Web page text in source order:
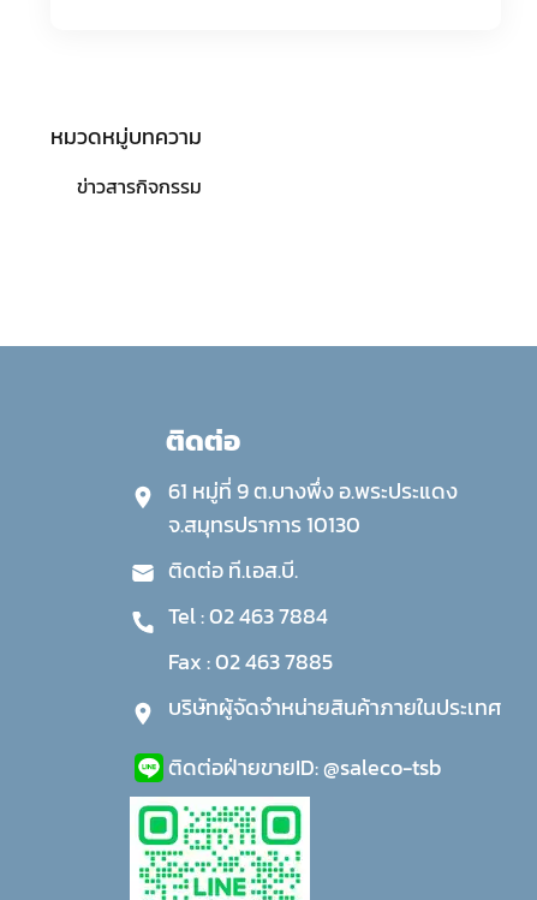
หมวดหมู่บทความ
ข่าวสารกิจกรรม
ติดต่อ
61 หมู่ที่ 9 ต.บางพึ่ง อ.พระประแดง
จ.สมุทรปราการ 10130
ติดต่อ ที.เอส.บี.
Tel :02 463 7884
Fax :02 463 7885
บริษัทผู้จัดจำหน่ายสินค้าภายในประเทศ
ติดต่อฝ่ายขายID:@saleco-tsb